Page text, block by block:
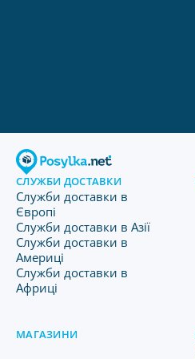
СЛУЖБИ ДОСТАВКИ
Служби доставки в
Європі
Служби доставки в Азії
Служби доставки в
Америці
Служби доставки в
Африці
МАГАЗИНИ